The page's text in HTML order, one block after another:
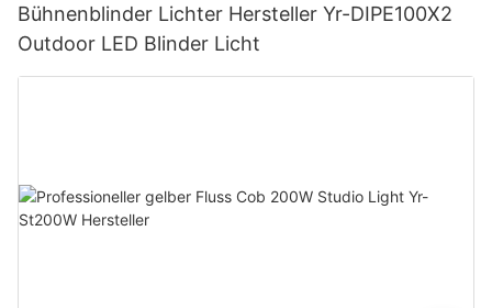
Bühnenblinder Lichter Hersteller Yr-DIPE100X2
Outdoor LED Blinder Licht